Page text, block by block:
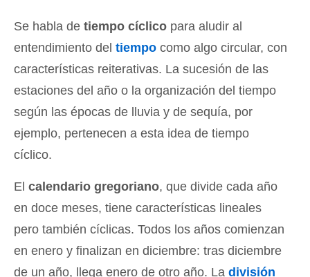
Se habla de tiempo cíclico para aludir al
entendimiento del tiempo como algo circular, con
características reiterativas. La sucesión de las
estaciones del año o la organización del tiempo
según las épocas de lluvia y de sequía, por
ejemplo, pertenecen a esta idea de tiempo
cíclico.
El calendario gregoriano, que divide cada año
en doce meses, tiene características lineales
pero también cíclicas. Todos los años comienzan
en enero y finalizan en diciembre: tras diciembre
de un año, llega enero de otro año. La división